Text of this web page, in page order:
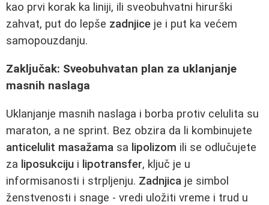
kao prvi korak ka liniji, ili sveobuhvatni hirurški
zahvat, put do lepše zadnjice je i put ka većem
samopouzdanju.
Zaključak: Sveobuhvatan plan za uklanjanje
masnih naslaga
Uklanjanje masnih naslaga i borba protiv celulita su
maraton, a ne sprint. Bez obzira da li kombinujete
anticelulit masažama sa lipolizom ili se odlučujete
za liposukciju i lipotransfer, ključ je u
informisanosti i strpljenju. Zadnjica je simbol
ženstvenosti i snage - vredi uložiti vreme i trud u